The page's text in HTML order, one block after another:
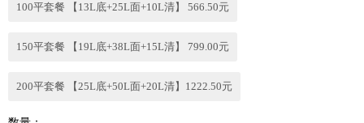
100平套餐 【13L底+25L面+10L清】 566.50元
150平套餐 【19L底+38L面+15L清】 799.00元
200平套餐 【25L底+50L面+20L清】1222.50元